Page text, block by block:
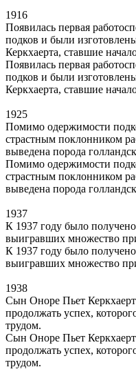
1916
Появилась первая
подков и были
Керкхаерта, ставшие
Появилась первая
подков и были
Керкхаерта, ставшие
1925
Помимо одержимости
страстным поклонником
выведена порода
Помимо одержимости
страстным поклонником
выведена порода
1937
К 1937 году было
выигравших множество
К 1937 году было
выигравших множество
1938
Сын Оноре Пьет
продолжать успех,
трудом.
Сын Оноре Пьет
продолжать успех,
трудом.